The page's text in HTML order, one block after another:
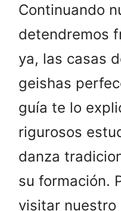
Continuando
detendremos
ya, las casas
geishas
guía te lo
rigurosos
danza
su formación.
visitar nuestro